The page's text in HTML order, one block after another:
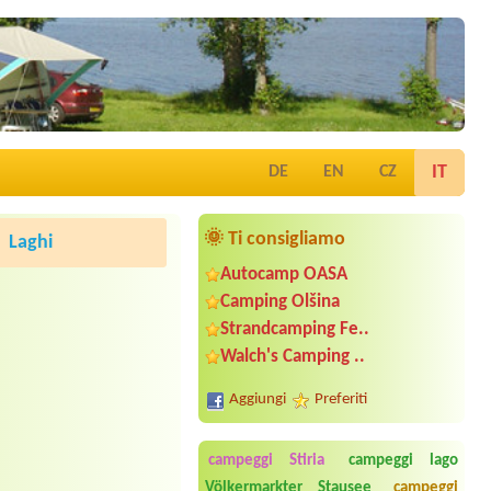
DE EN CZ IT
🌞 Ti consigliamo
Autocamp OASA
Camping Olšina
Strandcamping Fe..
Walch's Camping ..
Aggiungi Preferiti
campeggi Stiria
campeggi lago
Laghi